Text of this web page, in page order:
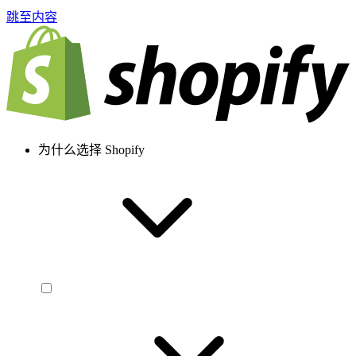
跳至内容
为什么选择 Shopify